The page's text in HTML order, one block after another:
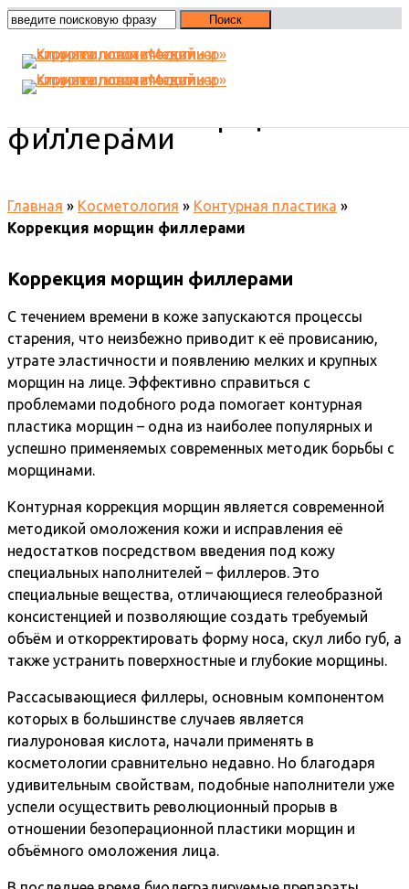
филлерами
Главная » Косметология » Контурная пластика »
Коррекция морщин филлерами
Коррекция морщин филлерами
С течением времени в коже запускаются процессы
старения, что неизбежно приводит к её провисанию,
утрате эластичности и появлению мелких и крупных
морщин на лице. Эффективно справиться с
проблемами подобного рода помогает контурная
пластика морщин – одна из наиболее популярных и
успешно применяемых современных методик борьбы с
морщинами.
Контурная коррекция морщин является современной
методикой омоложения кожи и исправления её
недостатков посредством введения под кожу
специальных наполнителей – филлеров. Это
специальные вещества, отличающиеся гелеобразной
консистенцией и позволяющие создать требуемый
объём и откорректировать форму носа, скул либо губ, а
также устранить поверхностные и глубокие морщины.
Рассасывающиеся филлеры, основным компонентом
которых в большинстве случаев является
гиалуроновая кислота, начали применять в
косметологии сравнительно недавно. Но благодаря
удивительным свойствам, подобные наполнители уже
успели осуществить революционный прорыв в
отношении безоперационной пластики морщин и
объёмного омоложения лица.